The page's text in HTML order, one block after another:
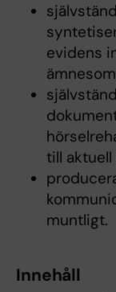
evidens
till
muntligt.
Innehåll